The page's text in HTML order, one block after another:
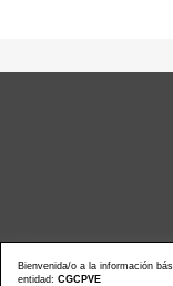
Bienvenida/o a la información
entidad: CGCPVE